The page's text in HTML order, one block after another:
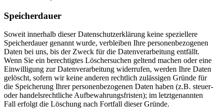
Speicherdauer
Soweit innerhalb dieser Datenschutzerklärung keine speziellere
Speicherdauer genannt wurde, verbleiben Ihre personenbezogenen
Daten bei uns, bis der Zweck für die Datenverarbeitung entfällt.
Wenn Sie ein berechtigtes Löschersuchen geltend machen oder eine
Einwilligung zur Datenverarbeitung widerrufen, werden Ihre Daten
gelöscht, sofern wir keine anderen rechtlich zulässigen Gründe für
die Speicherung Ihrer personenbezogenen Daten haben (z.B. steuer-
oder handelsrechtliche Aufbewahrungsfristen); im letztgenannten
Fall erfolgt die Löschung nach Fortfall dieser Gründe.